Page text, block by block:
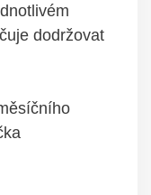
dodržovat